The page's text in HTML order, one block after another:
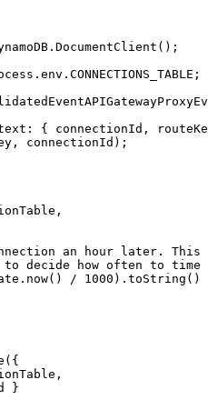
{ connectionId,
connectionId);
an hour later. This
decide how often to time
/ 1000).toString()
}